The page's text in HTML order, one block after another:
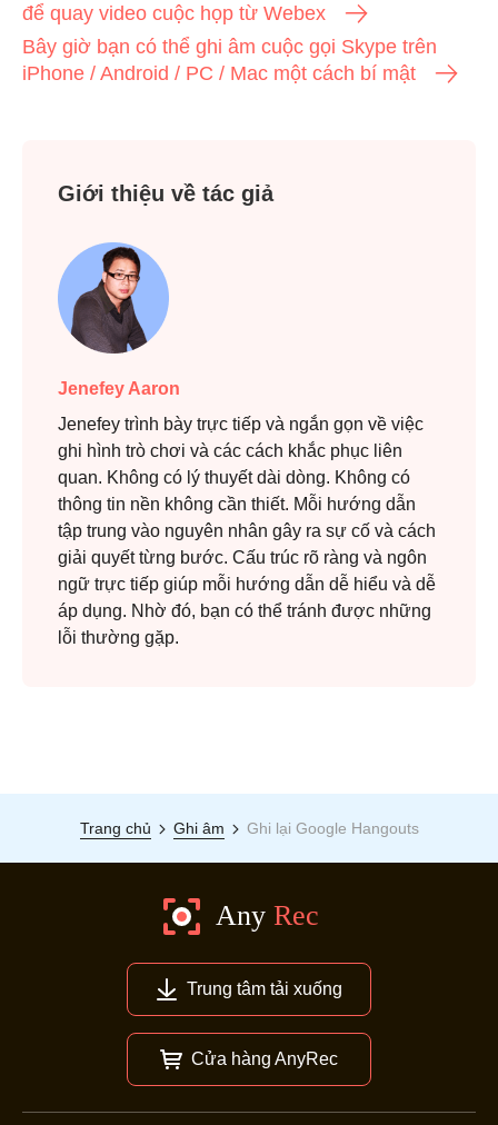
để quay video cuộc họp từ Webex
Bây giờ bạn có thể ghi âm cuộc gọi Skype trên
iPhone / Android / PC / Mac một cách bí mật
Giới thiệu về tác giả
Jenefey Aaron
Jenefey trình bày trực tiếp và ngắn gọn về việc
ghi hình trò chơi và các cách khắc phục liên
quan. Không có lý thuyết dài dòng. Không có
thông tin nền không cần thiết. Mỗi hướng dẫn
tập trung vào nguyên nhân gây ra sự cố và cách
giải quyết từng bước. Cấu trúc rõ ràng và ngôn
ngữ trực tiếp giúp mỗi hướng dẫn dễ hiểu và dễ
áp dụng. Nhờ đó, bạn có thể tránh được những
lỗi thường gặp.
Trang chủ Ghi âm Ghi lại Google Hangouts
Trung tâm tải xuống
Cửa hàng AnyRec